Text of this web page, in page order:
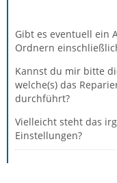
Gibt es eventuell ein
Ordnern
Kannst du mir bitte
welche(s) das
durchführt?
Vielleicht steht das
Einstellungen?